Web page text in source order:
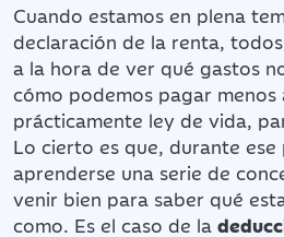
Cuando estamos en plena
declaración de la renta,
a la hora de ver qué gastos
cómo podemos pagar menos
prácticamente ley de vida,
Lo cierto es que, durante
aprenderse una serie de
venir bien para saber qué
como. Es el caso de la